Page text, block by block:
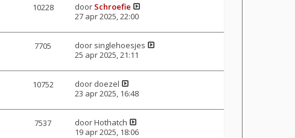
10228 door Schroefie
27 apr 2025, 22:00
7705 door singlehoesjes
25 apr 2025, 21:11
10752 door doezel
23 apr 2025, 16:48
7537 doorHothatch
19 apr 2025, 18:06